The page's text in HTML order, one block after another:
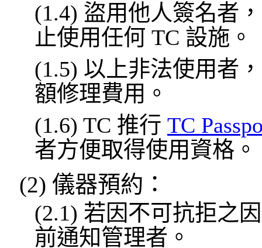
(1.4) 盜用他人簽名者
止使用任何 TC 設施。
(1.5) 以上非法使用者
額修理費用。
(1.6) TC 推行 TC
者方便取得使用資格。
(2) 儀器預約：
(2.1) 若因不可抗拒之
前通知管理者。